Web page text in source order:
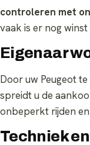
controleren met
vaak is er nog
Eigenaar
Door uw Peugeot
spreidt u de
onbeperkt rijden
Techniek